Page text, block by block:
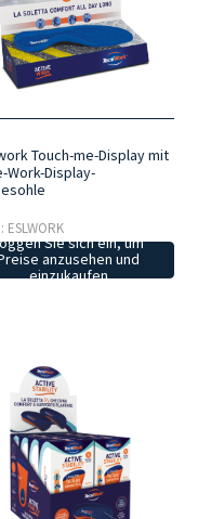
Touch-me-Display mit
Work-Display-
ESLWORK
Sie sich ein, um
anzusehen und
einzukaufen